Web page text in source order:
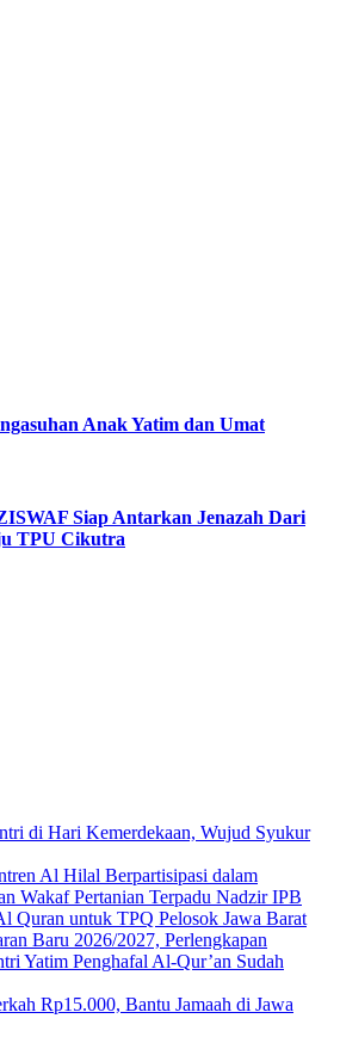
Anak Yatim dan Umat
Siap Antarkan Jenazah Dari
TPU Cikutra
di Hari Kemerdekaan, Wujud Syukur
Al Hilal Berpartisipasi dalam
Wakaf Pertanian Terpadu Nadzir IPB
Quran untuk TPQ Pelosok Jawa Barat
Baru 2026/2027, Perlengkapan
Yatim Penghafal Al-Qur’an Sudah
Rp15.000, Bantu Jamaah di Jawa